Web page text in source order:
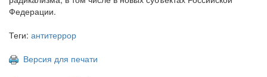
Федерации.
Теги: антитеррор
Версия для печати